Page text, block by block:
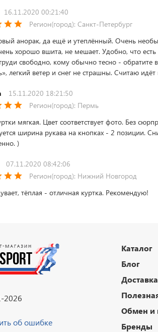
16.11.2020 00:21:40
Регион(город): Санкт-Петербург
анорак, да ещё и утеплённый. Очень
хорошо вшита, не мешает. Удобно, что
свободно, кому обычно тесно -
легкий ветер и снег не страшны. Считаю
15.11.2020 18:21:50
Регион(город): Пермь
мягкая. Цвет соответствует фото. Без
ширина рукава на кнопках - 2 позиции.
)
07.11.2020 08:42:06
Регион(город): Нижний Новгород
тёплая - отличная куртка. Рекомендую!
2026
об ошибке
Каталог
Блог
Обмен и
Бренды